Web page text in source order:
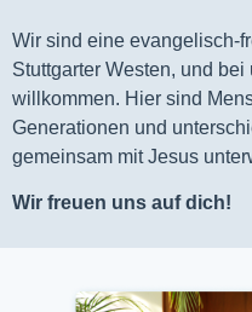
Wir sind eine evangelisch-
Stuttgarter Westen, und
willkommen. Hier sind
Generationen und
gemeinsam mit Jesus
Wir freuen uns auf dich!